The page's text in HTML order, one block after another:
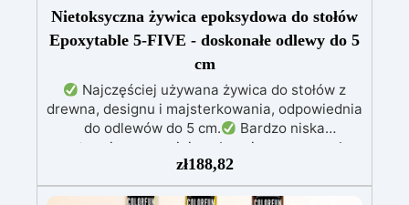
Nietoksyczna żywica epoksydowa do stołów
Epoxytable 5-FIVE - doskonałe odlewy do 5
cm
Najczęściej używana żywica do stołów z
drewna, designu i majsterkowania, odpowiednia
do odlewów do 5 cm.
Bardzo niska
egzotermia zapewniająca bezpieczną pracę bez
Odporna na zarysowania i
żółknięcie dzięki filtrom UV i wysokiej jakości
zł188,82